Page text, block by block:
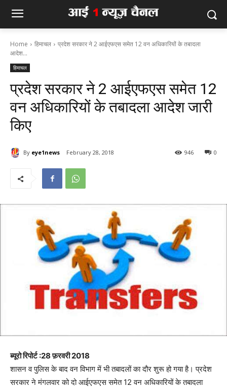
Home हिमाचल
प्रदेश सरकार ने 2 आईएफएस समेत 12 वन अधिकारियों के तबादला
आदेश...
हिमाचल
प्रदेश सरकार ने 2 आईएफएस समेत 12
वन अधिकारियों के तबादला आदेश जारी
किए
By eye1news February 28, 2018 0
946
ब्यूरो रिपोर्ट :28 फ़रवरी 2018
शासन व पुलिस के बाद वन विभाग में भी तबादलों का दौर शुरू हो गया है। प्रदेश
सरकार ने मंगलवार को दो आईएफएस समेत 12 वन अधिकारियों के तबादला